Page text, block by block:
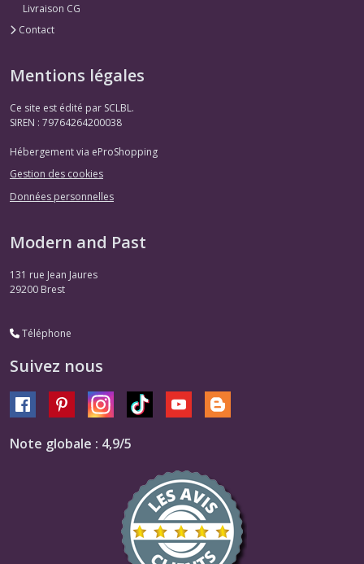
Livraison CG
Contact
Mentions légales
Ce site est édité par SCLBL.
SIREN : 79764264200038
Hébergement via eProShopping
Gestion des cookies
Données personnelles
Modern and Past
131 rue Jean Jaures
29200 Brest
Téléphone
Suivez nous
Note globale : 4,9/5